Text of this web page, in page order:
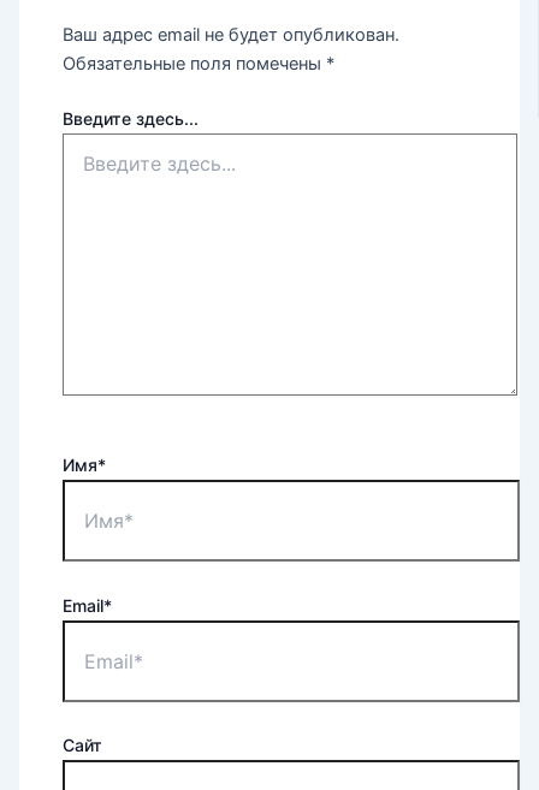
Ваш адрес email не будет опубликован.
Обязательные поля помечены *
Введите здесь...
Имя*
Email*
Сайт